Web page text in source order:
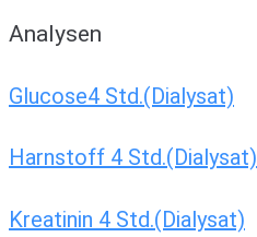
Analysen
Glucose4 Std.(Dialysat)
Harnstoff 4 Std.(Dialysat)
Kreatinin 4 Std.(Dialysat)